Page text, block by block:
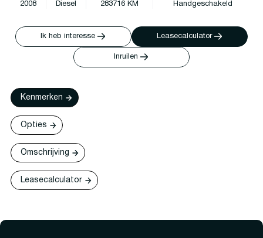
2008 Diesel 283716 KM Handgeschakeld
Ik heb interesse Leasecalculator
Inruilen
Kenmerken
Opties
Omschrijving
Leasecalculator